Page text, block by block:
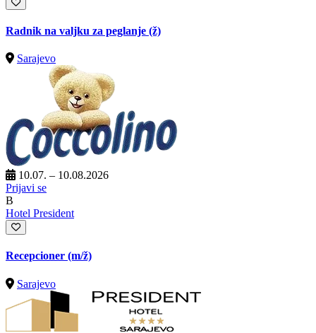
Radnik na valjku za peglanje (ž)
Sarajevo
10.07. – 10.08.2026
Prijavi se
B
Hotel President
Recepcioner (m/ž)
Sarajevo